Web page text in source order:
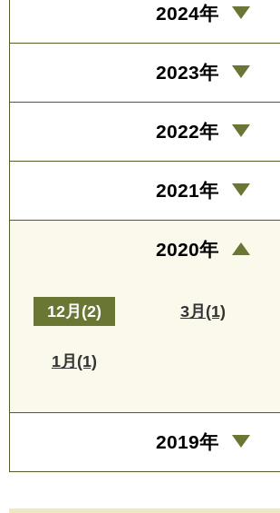
2024年
2023年
2022年
2021年
2020年
12月(2) 3月(1)
1月(1)
2019年